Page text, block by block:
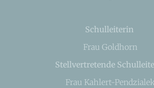
Schulleiterin
Frau Goldhorn
Stellvertretende
Frau Kahlert-